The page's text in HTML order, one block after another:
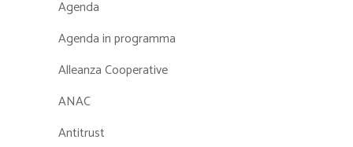
Agenda
Agenda in programma
Alleanza Cooperative
ANAC
Antitrust